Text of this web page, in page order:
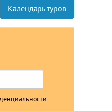
Календарь туров